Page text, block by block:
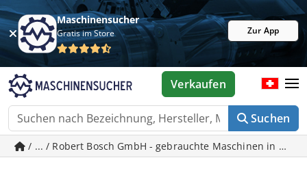
Maschinensucher
Gratis im Store Zur App
Suchen
Verkaufen
/ ... / Robert Bosch GmbH - gebrauchte Maschinen in